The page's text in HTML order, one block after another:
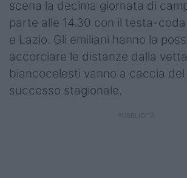
World Rugby
Rugby World Cup
Super Rugby
scena la decima giornata di
parte alle 14.30 con il testa-
e Lazio. Gli emiliani hanno la
accorciare le distanze dalla
biancocelesti vanno a caccia del
successo stagionale.